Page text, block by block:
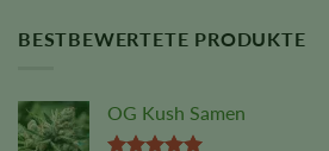
BESTBEWERTETE PRODUKTE
OG Kush Samen